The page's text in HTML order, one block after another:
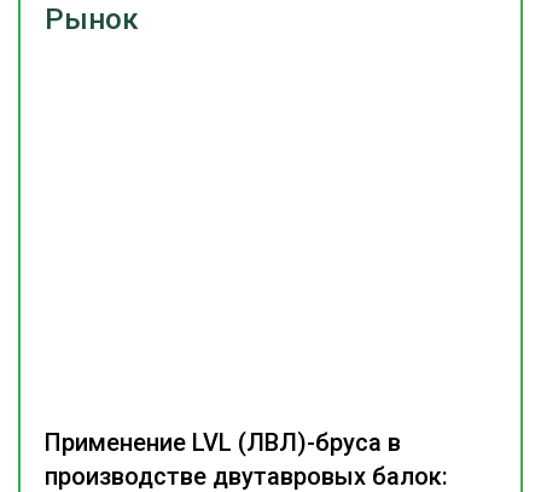
Рынок
Применение LVL (ЛВЛ)-бруса в
производстве двутавровых балок: